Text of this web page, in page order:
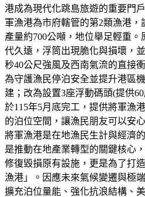
港成為現代化跳島旅遊的重要門
軍漁港為市府轄管的第2類漁港，
產量約700公噸，地位舉足輕重
代久遠，浮筒出現脆化與損壞，
秒40公尺強風及西南氣流的直接
為守護漁民停泊安全並提升港區
建；改為設置3座浮動碼頭(提供
於115年5月底完工，提供將軍漁
的泊位空間，讓漁民朋友可以安
將軍漁港是在地漁民生計與經濟
是推動在地產業轉型的關鍵核心
修復毀損原有設施，更是為了打
漁港」。因應未來氣候變遷與極
擴充泊位量能、強化抗浪結構、